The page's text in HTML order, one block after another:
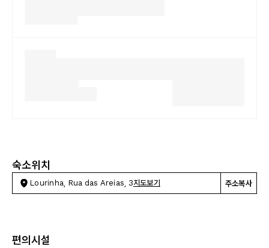
숙소위치
Lourinha, Rua das Areias, 3지도보기 주소복사
편의시설